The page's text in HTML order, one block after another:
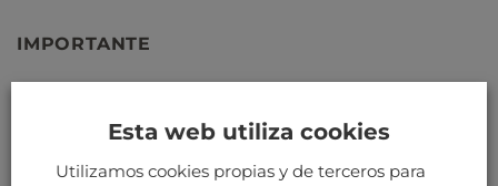
IMPORTANTE
pueden instalar en un avión serviciable.
Esta web utiliza cookies
Utilizamos cookies propias y de terceros para